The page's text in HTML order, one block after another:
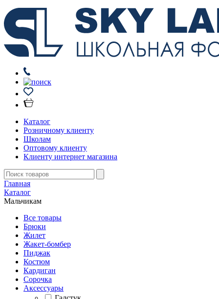
Каталог
Розничному клиенту
Школам
Оптовому клиенту
Клиенту интернет магазина
Главная
Каталог
Мальчикам
Все товары
Брюки
Жилет
Жакет-бомбер
Пиджак
Костюм
Кардиган
Сорочка
Аксессуары